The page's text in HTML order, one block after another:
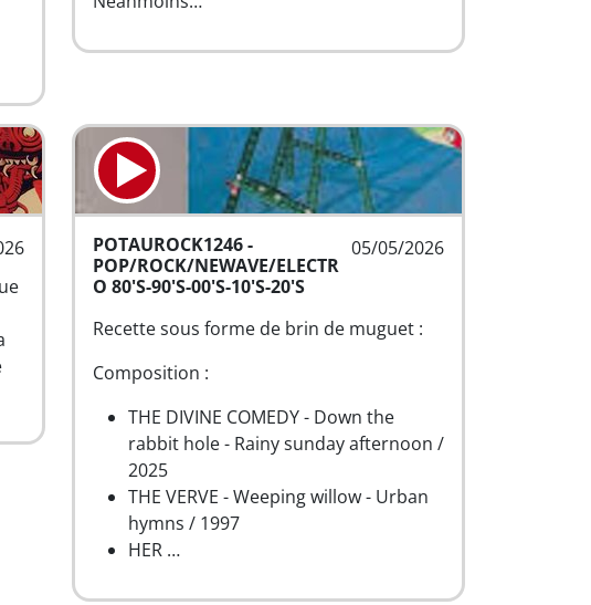
05/05/2026
POTAUROCK1246 -
POP/ROCK/NEWAVE/ELECTR
O 80'S-90'S-00'S-10'S-20'S
Recette sous forme de brin de muguet :
Composition :
THE DIVINE COMEDY - Down the
rabbit hole - Rainy sunday afternoon /
2025
THE VERVE - Weeping willow - Urban
hymns / 1997
HER …